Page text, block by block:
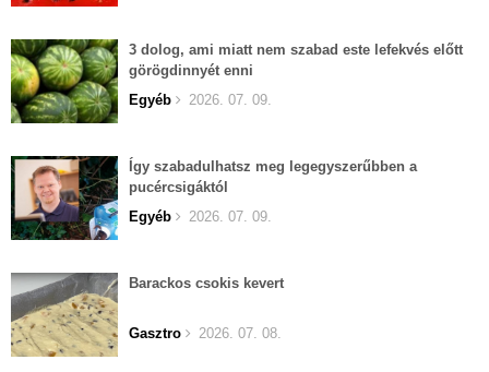
3 dolog, ami miatt nem szabad este lefekvés előtt
görögdinnyét enni
Egyéb
2026. 07. 09.
Így szabadulhatsz meg legegyszerűbben a
pucércsigáktól
Egyéb
2026. 07. 09.
Barackos csokis kevert
Gasztro 2026. 07. 08.